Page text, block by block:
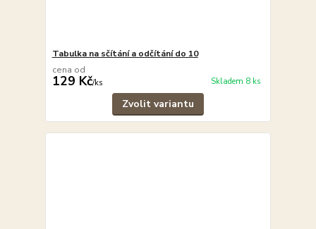
Tabulka na sčítání a odčítání do 10
cena od
129 Kč/ks Skladem 8 ks
Zvolit variantu